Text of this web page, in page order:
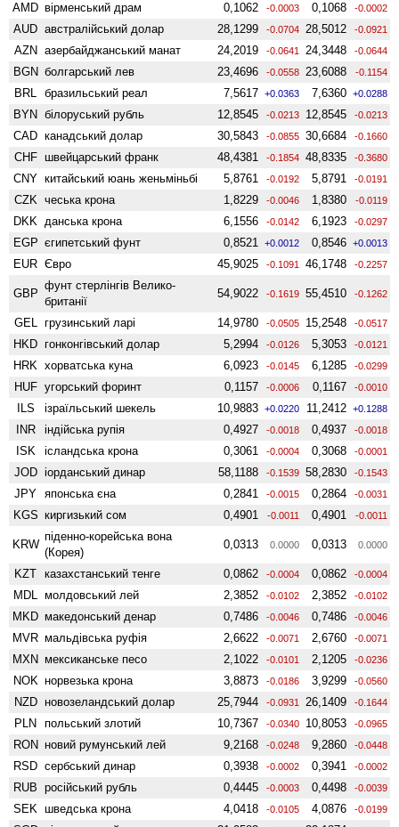
AMD вiрменський драм 0,1062 -0.0003 0,1068 -0.0002
AUD австралійський долар 28,1299 -0.0704 28,5012 -0.0921
AZN азербайджанський манат 24,2019 -0.0641 24,3448 -0.0644
BGN болгарський лев 23,4696 -0.0558 23,6088 -0.1154
BRL бразильський реал 7,5617 +0.0363 7,6360 +0.0288
BYN білоруський рубль 12,8545 -0.0213 12,8545 -0.0213
CAD канадський долар 30,5843 -0.0855 30,6684 -0.1660
CHF швейцарський франк 48,4381 -0.1854 48,8335 -0.3680
CNY китайський юань женьмiньбi 5,8761 -0.0192 5,8791 -0.0191
CZK чеська крона 1,8229 -0.0046 1,8380 -0.0119
DKK данська крона 6,1556 -0.0142 6,1923 -0.0297
EGP єгипетський фунт 0,8521 +0.0012 0,8546 +0.0013
EUR Євро 45,9025 -0.1091 46,1748 -0.2257
GBP
фунт стерлінгів Велико­
британії
54,9022 -0.1619 55,4510 -0.1262
GEL грузинський ларі 14,9780 -0.0505 15,2548 -0.0517
HKD гонконгівський долар 5,2994 -0.0126 5,3053 -0.0121
HRK хорватська куна 6,0923 -0.0145 6,1285 -0.0299
HUF угорський форинт 0,1157 -0.0006 0,1167 -0.0010
ILS ізраїльський шекель 10,9883 +0.0220 11,2412 +0.1288
INR індійська рупія 0,4927 -0.0018 0,4937 -0.0018
ISK ісландська крона 0,3061 -0.0004 0,3068 -0.0001
JOD іорданський динар 58,1188 -0.1539 58,2830 -0.1543
JPY японська єна 0,2841 -0.0015 0,2864 -0.0031
KGS киргизький сом 0,4901 -0.0011 0,4901 -0.0011
KRW
піденно-корейська вона
(Корея)
0,0313 0.0000 0,0313 0.0000
KZT казахстанський тенге 0,0862 -0.0004 0,0862 -0.0004
MDL молдовський лей 2,3852 -0.0102 2,3852 -0.0102
MKD македонський денар 0,7486 -0.0046 0,7486 -0.0046
MVR мальдівська руфія 2,6622 -0.0071 2,6760 -0.0071
MXN мексиканське песо 2,1022 -0.0101 2,1205 -0.0236
NOK норвезька крона 3,8873 -0.0186 3,9299 -0.0560
NZD ново­зеландський долар 25,7944 -0.0931 26,1409 -0.1644
PLN польський злотий 10,7367 -0.0340 10,8053 -0.0965
RON новий румунський лей 9,2168 -0.0248 9,2860 -0.0448
RSD сербський динар 0,3938 -0.0002 0,3941 -0.0002
RUB російський рубль 0,4445 -0.0003 0,4498 -0.0039
SEK шведська крона 4,0418 -0.0105 4,0876 -0.0199